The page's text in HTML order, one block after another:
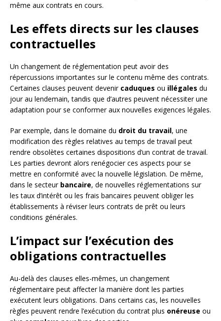
même aux contrats en cours.
Les effets directs sur les clauses
contractuelles
Un changement de réglementation peut avoir des
répercussions importantes sur le contenu même des contrats.
Certaines clauses peuvent devenir caduques ou illégales du
jour au lendemain, tandis que d’autres peuvent nécessiter une
adaptation pour se conformer aux nouvelles exigences légales.
Par exemple, dans le domaine du droit du travail, une
modification des règles relatives au temps de travail peut
rendre obsolètes certaines dispositions d’un contrat de travail.
Les parties devront alors renégocier ces aspects pour se
mettre en conformité avec la nouvelle législation. De même,
dans le secteur bancaire, de nouvelles réglementations sur
les taux d’intérêt ou les frais bancaires peuvent obliger les
établissements à réviser leurs contrats de prêt ou leurs
conditions générales.
L’impact sur l’exécution des
obligations contractuelles
Au-delà des clauses elles-mêmes, un changement
réglementaire peut affecter la manière dont les parties
exécutent leurs obligations. Dans certains cas, les nouvelles
règles peuvent rendre l’exécution du contrat plus onéreuse ou